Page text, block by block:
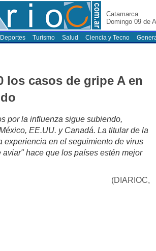
Catamarca
Domingo 09 de
Deportes Turismo Salud Ciencia y Tecno
los casos de gripe A en
por la influenza sigue subiendo,
EE.UU. y Canadá. La titular de la
experiencia en el seguimiento de virus
aviar" hace que los países estén mejor
(DIARIOC,